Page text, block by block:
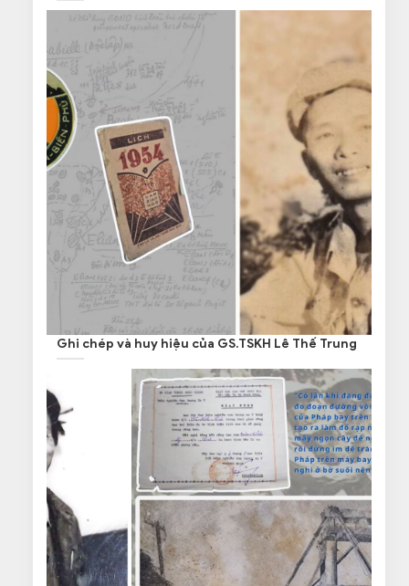
Ghi chép và huy hiệu của GS.TSKH Lê Thế Trung